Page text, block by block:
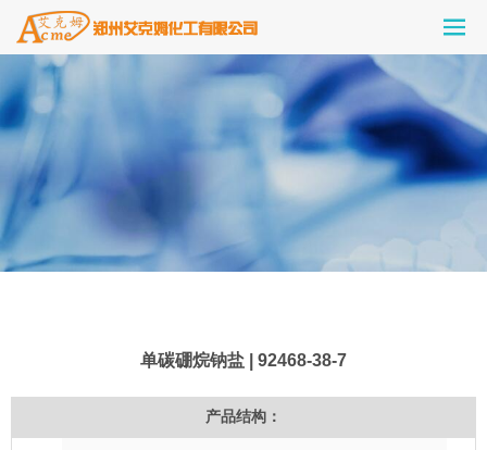
单碳硼烷钠盐 | 92468-38-7
产品结构：